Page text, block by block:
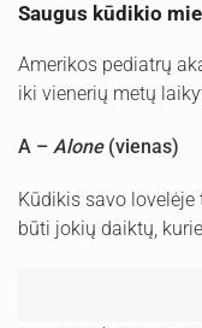
Saugus kūdikio
Amerikos pediatrų
iki vienerių metų
A – Alone(vienas)
Kūdikis savo
būti jokių daiktų,